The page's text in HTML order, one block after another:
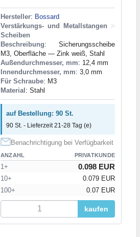
Hersteller: Bossard
Verstärkungs- und Metallstangen >
Scheiben
Beschreibung: Sicherungsscheibe
М3, Oberfläche — Zink weiß, Stahl
Außendurchmesser, mm: 12,4 mm
Innendurchmesser, mm: 3,0 mm
Für Schraube: M3
Material : Stahl
auf Bestellung: 90 St.
90 St. - Lieferzeit 21-28 Tag (e)
Benachrichtigung bei Verfügbarkeit
ANZAHL PRIVATKUNDE
1+ 0.098 EUR
10+
0.079 EUR
100+
0.07 EUR
kaufen